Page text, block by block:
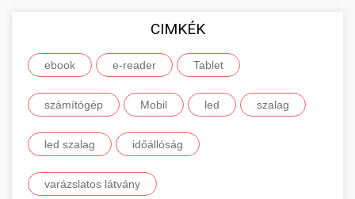
CIMKÉK
ebook e-reader Tablet
számítógép Mobil led szalag
led szalag időállóság
varázslatos látvány